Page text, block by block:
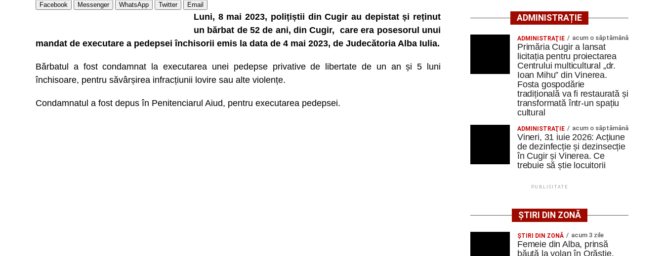
Facebook Messenger WhatsApp Twitter Email
Luni, 8 mai 2023, polițiștii din Cugir au depistat și reținut
un bărbat de 52 de ani, din Cugir, care era posesorul unui
mandat de executare a pedepsei închisorii emis la data de 4 mai 2023, de Judecătoria Alba Iulia.
Bărbatul a fost condamnat la executarea unei pedepse privative de libertate de un an și 5 luni
închisoare, pentru săvârșirea infracțiunii lovire sau alte violențe.
Condamnatul a fost depus în Penitenciarul Aiud, pentru executarea pedepsei.
ADMINISTRAȚIE
ADMINISTRAŢIE acum o săptămână
Primăria Cugir a lansat
licitația pentru proiectarea
Centrului multicultural „dr.
Ioan Mihu” din Vinerea.
Fosta gospodărie
tradițională va fi restaurată și
transformată într-un spațiu
cultural
ADMINISTRAŢIE acum o săptămână
Vineri, 31 iuie 2026: Acțiune
de dezinfecție și dezinsecție
în Cugir și Vinerea. Ce
trebuie să știe locuitorii
PUBLICITATE
ȘTIRI DIN ZONĂ
ŞTIRI DIN ZONĂ acum 3 zile
Femeie din Alba, prinsă
băută la volan în Orăștie.